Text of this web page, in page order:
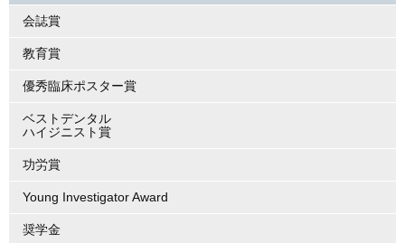
会誌賞
教育賞
優秀臨床ポスター賞
ベストデンタル
ハイジニスト賞
功労賞
Young Investigator Award
奨学金